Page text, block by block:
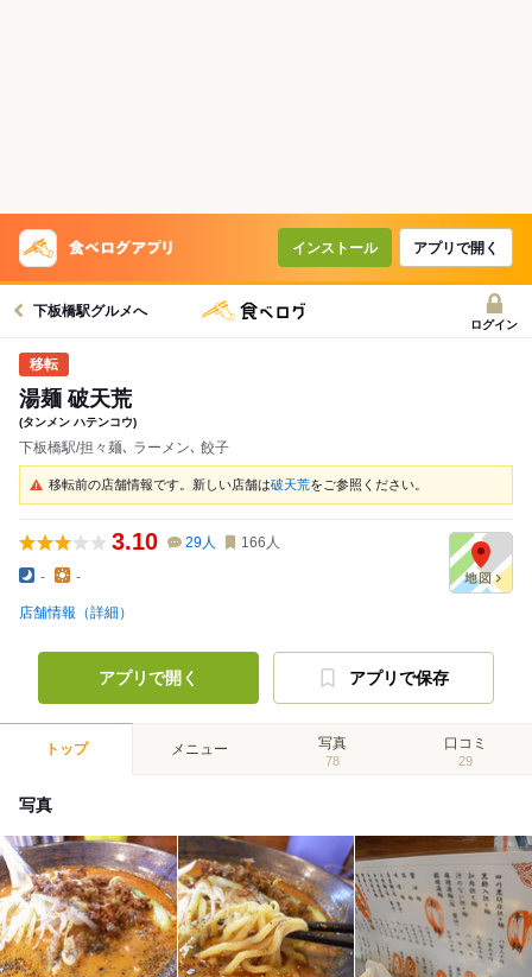
インストール アプリで開く
下板橋駅グルメへ
ログイン
湯麺 破天荒
(タンメン ハテンコウ)
下板橋駅/担々麺､ ラーメン､ 餃子
移転前の店舗情報です。新しい店舗は破天荒をご参照ください。
3.10 29人 166 人
- -
店舗情報（詳細）
アプリで開く アプリで保存
トップ メニュー 写真
78
口コミ
29
写真